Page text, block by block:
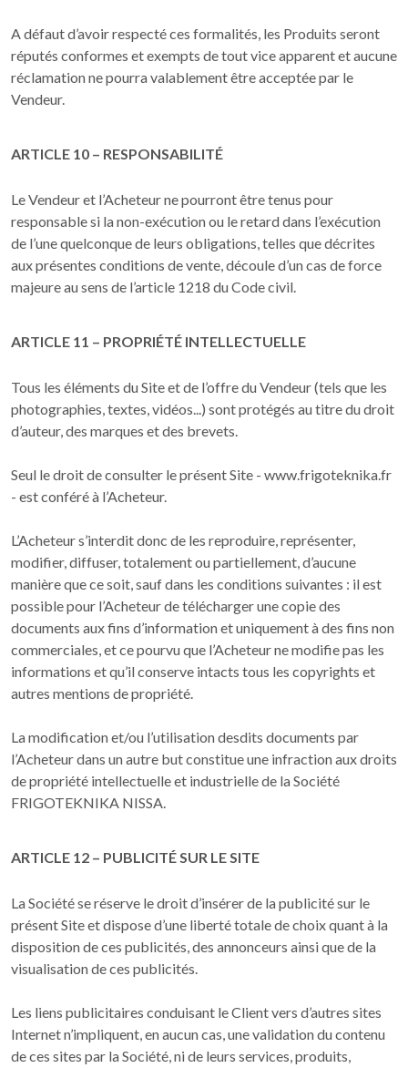
A défaut d’avoir respecté ces formalités, les Produits seront
réputés conformes et exempts de tout vice apparent et aucune
réclamation ne pourra valablement être acceptée par le
Vendeur.
ARTICLE 10 – RESPONSABILITÉ
Le Vendeur et l’Acheteur ne pourront être tenus pour
responsable si la non-exécution ou le retard dans l’exécution
de l’une quelconque de leurs obligations, telles que décrites
aux présentes conditions de vente, découle d’un cas de force
majeure au sens de l’article 1218 du Code civil.
ARTICLE 11 – PROPRIÉTÉ INTELLECTUELLE
Tous les éléments du Site et de l’offre du Vendeur (tels que les
photographies, textes, vidéos...) sont protégés au titre du droit
d’auteur, des marques et des brevets.
Seul le droit de consulter le présent Site - www.frigoteknika.fr
- est conféré à l’Acheteur.
L’Acheteur s’interdit donc de les reproduire, représenter,
modifier, diffuser, totalement ou partiellement, d’aucune
manière que ce soit, sauf dans les conditions suivantes : il est
possible pour l’Acheteur de télécharger une copie des
documents aux fins d’information et uniquement à des fins non
commerciales, et ce pourvu que l’Acheteur ne modifie pas les
informations et qu’il conserve intacts tous les copyrights et
autres mentions de propriété.
La modification et/ou l’utilisation desdits documents par
l’Acheteur dans un autre but constitue une infraction aux droits
de propriété intellectuelle et industrielle de la Société
FRIGOTEKNIKA NISSA.
ARTICLE 12 – PUBLICITÉ SUR LE SITE
La Société se réserve le droit d’insérer de la publicité sur le
présent Site et dispose d’une liberté totale de choix quant à la
disposition de ces publicités, des annonceurs ainsi que de la
visualisation de ces publicités.
Les liens publicitaires conduisant le Client vers d’autres sites
Internet n’impliquent, en aucun cas, une validation du contenu
de ces sites par la Société, ni de leurs services, produits,